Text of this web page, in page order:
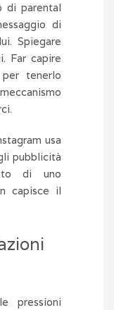
di parental
di
Spiegare
Far capire
tenerlo
usa
pubblicità
di uno
capisce il
pressioni